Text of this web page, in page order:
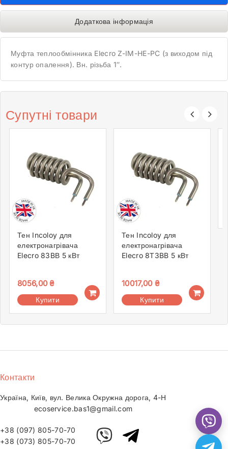
Додаткова інформація
Муфта теплообмінника Elecro Z-IM-HE-PC (з виходом під
контур опалення). Вн. різьба 1″.
Супутні товари
Тен Incoloy для
електронагрівача
Elecro 83BВ 5 кВт
8056,00₴
Купити
Тен Incoloy для
електронагрівача
Elecro 8Т3BB 5 кВт
10017,00 ₴
Купити
Контакти
Україна, Київ, вул. Велика Окружна дорога, 4-Н
ecoservice.bas1@gmail.com
+38 (097) 805-70-70
+38 (073) 805-70-70